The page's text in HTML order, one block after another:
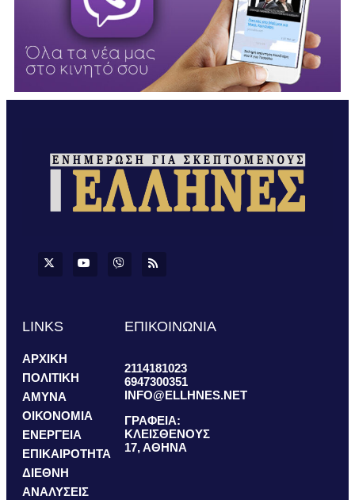
LINKS
ΑΡΧΙΚΗ
ΠΟΛΙΤΙΚΗ
ΑΜΥΝΑ
ΟΙΚΟΝΟΜΙΑ
ΕΝΕΡΓΕΙΑ
ΕΠΙΚΑΙΡΟΤΗΤΑ
ΔΙΕΘΝΗ
ΑΝΑΛΥΣΕΙΣ
ΕΠΙΚΟΙΝΩΝΙΑ
2114181023
6947300351
INFO@ELLHNES.NET
ΓΡΑΦΕΙΑ:
ΚΛΕΙΣΘΕΝΟΥΣ
17, ΑΘΗΝΑ